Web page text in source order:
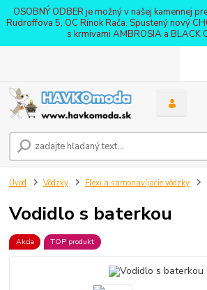
OSOBNÝ ODBER je možný v našej kamennej
Rudroffova 5, OC Rínok Rača. Spustený nový
s krmivami AMBROSIA a BLACK
Úvod Vôdzky Flexi a samonavíjacie vôdzky
Vodidlo s baterkou
Akcia TOP produkt